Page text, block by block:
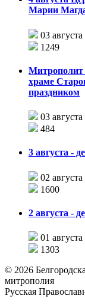
Марии
03
1249
Митрополит
храме
праздником
03
484
3 августа -
02
1600
2 августа -
01
1303
© 2026
митрополия
Русская